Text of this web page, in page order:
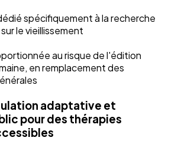
spécifiquement à la recherche
le vieillissement
au risque de l'édition
en remplacement des
adaptative et
pour des thérapies